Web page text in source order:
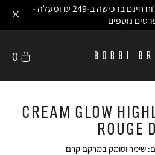
נוספים
0
Cream Glow
Rouge
שימר וסומק במרקם קרם